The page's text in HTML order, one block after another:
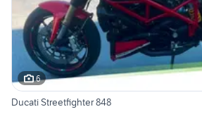
6
Ducati Streetfighter 848